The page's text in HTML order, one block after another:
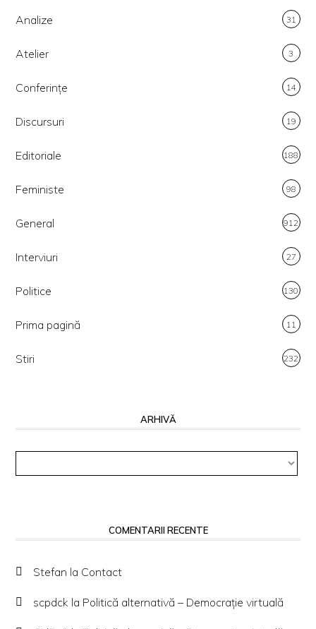
Analize 31
Atelier 3
Conferințe 14
Discursuri 19
Editoriale 188
Feministe 98
General 912
Interviuri 27
Politice 130
Prima pagină 11
Stiri 232
ARHIVĂ
Arhivă
COMENTARII RECENTE
Stefan la Contact
scpdck la Politică alternativă – Democraţie virtuală